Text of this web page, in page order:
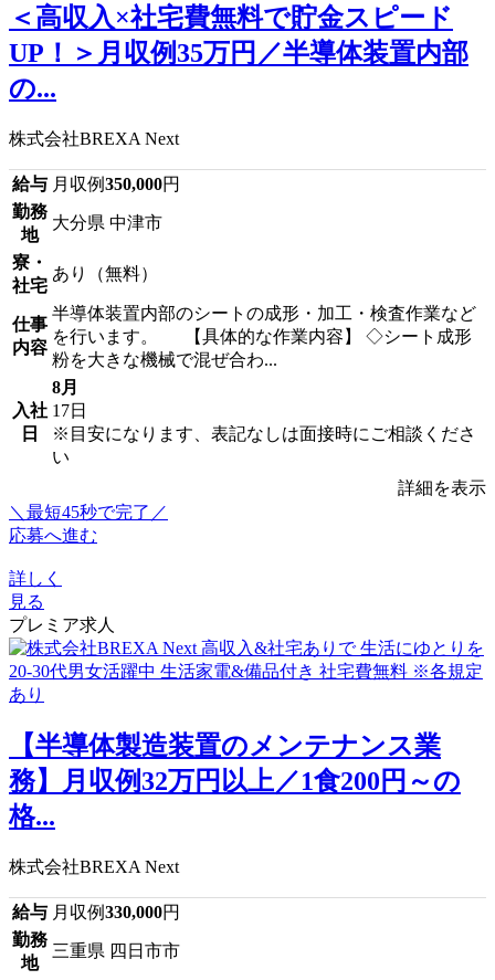
＜高収入×社宅費無料で貯金スピード
UP！＞月収例35万円／半導体装置内部
の...
株式会社BREXA Next
給与 月収例350,000円
勤務
地
大分県 中津市
寮・
社宅
あり（無料）
仕事
内容
半導体装置内部のシートの成形・加工・検査作業など
を行います。 【具体的な作業内容】 ◇シート成形
粉を大きな機械で混ぜ合わ...
入社
日
8月
17日
※目安になります、表記なしは面接時にご相談くださ
い
詳細を表示
＼最短45秒で完了／
応募へ進む
詳しく
見る
プレミア求人
【半導体製造装置のメンテナンス業
務】月収例32万円以上／1食200円～の
格...
株式会社BREXA Next
給与 月収例330,000円
勤務
地
三重県 四日市市